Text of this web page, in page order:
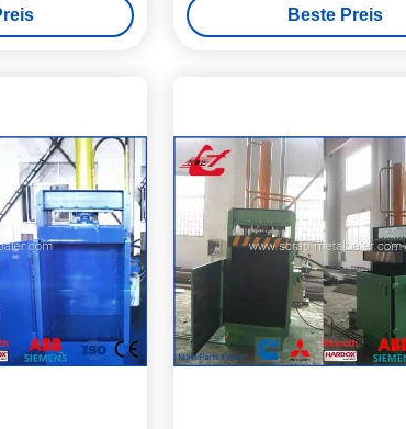
Jahr-Garantie
Beste Preis